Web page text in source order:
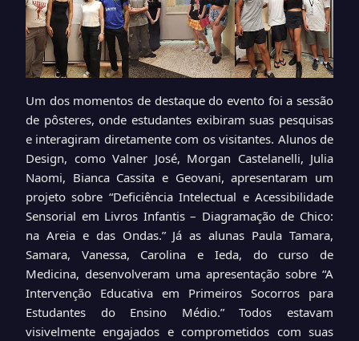
Um dos momentos de destaque do evento foi a sessão
de pôsteres, onde estudantes exibiram suas pesquisas
e interagiram diretamente com os visitantes. Alunos de
Design, como Valner José, Morgan Castelanelli, Julia
Naomi, Bianca Cassita e Geovani, apresentaram um
projeto sobre “Deficiência Intelectual e Acessibilidade
Sensorial em Livros Infantis – Diagramação de Chico:
na Areia e das Ondas.” Já as alunas Paula Tamara,
Samara, Vanessa, Carolina e Ieda, do curso de
Medicina, desenvolveram uma apresentação sobre “A
Intervenção Educativa em Primeiros Socorros para
Estudantes do Ensino Médio.” Todos estavam
visivelmente engajados e comprometidos com suas